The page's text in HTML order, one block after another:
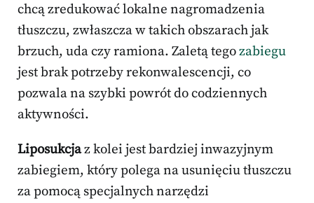
chcą zredukować lokalne nagromadzenia
tłuszczu, zwłaszcza w takich obszarach jak
brzuch, uda czy ramiona. Zaletą tegozabiegu
jest brak potrzeby rekonwalescencji, co
pozwala na szybki powrót do codziennych
aktywności.
Liposukcjaz kolei jest bardziej inwazyjnym
zabiegiem, który polega na usunięciu tłuszczu
za pomocą specjalnych narzędzi